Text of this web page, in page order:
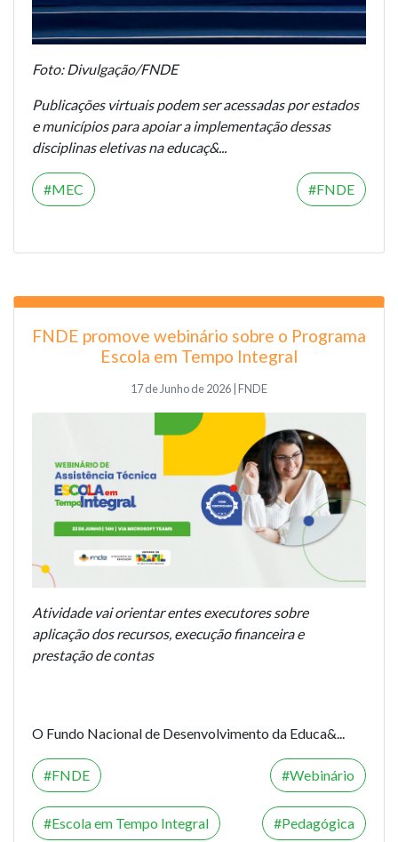
Foto: Divulgação/FNDE
Publicações virtuais podem ser acessadas por estados
e municípios para apoiar a implementação dessas
disciplinas eletivas na educaç&...
MEC FNDE
FNDE promove webinário sobre o Programa
Escola em Tempo Integral
17 de Junho de 2026 | FNDE
Atividade vai orientar entes executores sobre
aplicação dos recursos, execução financeira e
prestação de contas
O Fundo Nacional de Desenvolvimento da Educa&...
FNDE Webinário
Escola em Tempo Integral Pedagógica